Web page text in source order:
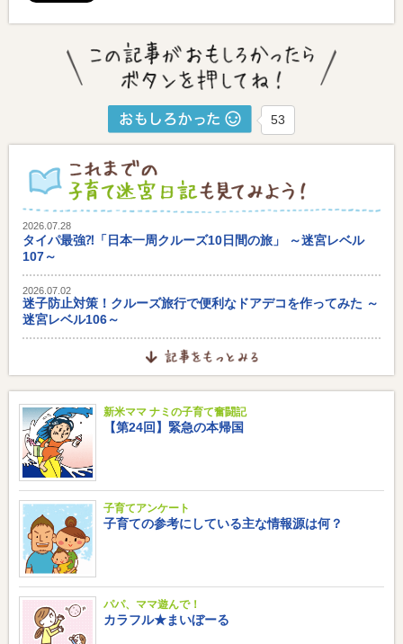
53
2026.07.28
タイパ最強⁈「日本一周クルーズ10日間の旅」 ～迷宮レベル
107～
2026.07.02
迷子防止対策！クルーズ旅行で便利なドアデコを作ってみた ～
迷宮レベル106～
新米ママ ナミの子育て奮闘記
【第24回】緊急の本帰国
子育てアンケート
子育ての参考にしている主な情報源は何？
パパ、ママ遊んで！
カラフル★まいぼーる